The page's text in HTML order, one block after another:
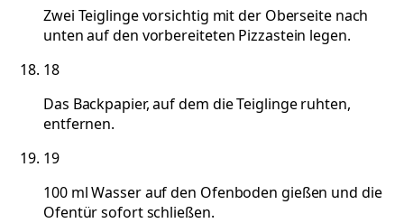
Zwei Teiglinge vorsichtig mit der Oberseite nach
unten auf den vorbereiteten Pizzastein legen.
18
Das Backpapier, auf dem die Teiglinge ruhten,
entfernen.
19
100 ml Wasser auf den Ofenboden gießen und die
Ofentür sofort schließen.